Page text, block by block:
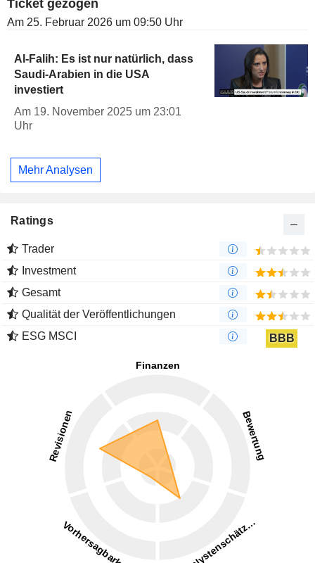
Ticket gezogen
Am 25. Februar 2026 um 09:50 Uhr
Al-Falih: Es ist nur natürlich, dass
Saudi-Arabien in die USA
investiert
Am 19. November 2025 um 23:01
Uhr
Mehr Analysen
Ratings
Trader
Investment
Gesamt
Qualität der Veröffentlichungen
ESG MSCI
BBB